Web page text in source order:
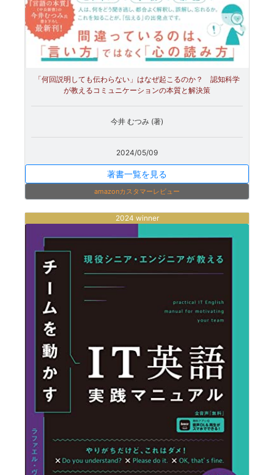
「何回説明しても伝わらない」はなぜ起こるのか？ 認知科学
が教えるコミュニケーションの本質と解決策
今井 むつみ (著)
2024/05/09
著書一覧を見る
amazonカスタマーレビュー
2024 winner